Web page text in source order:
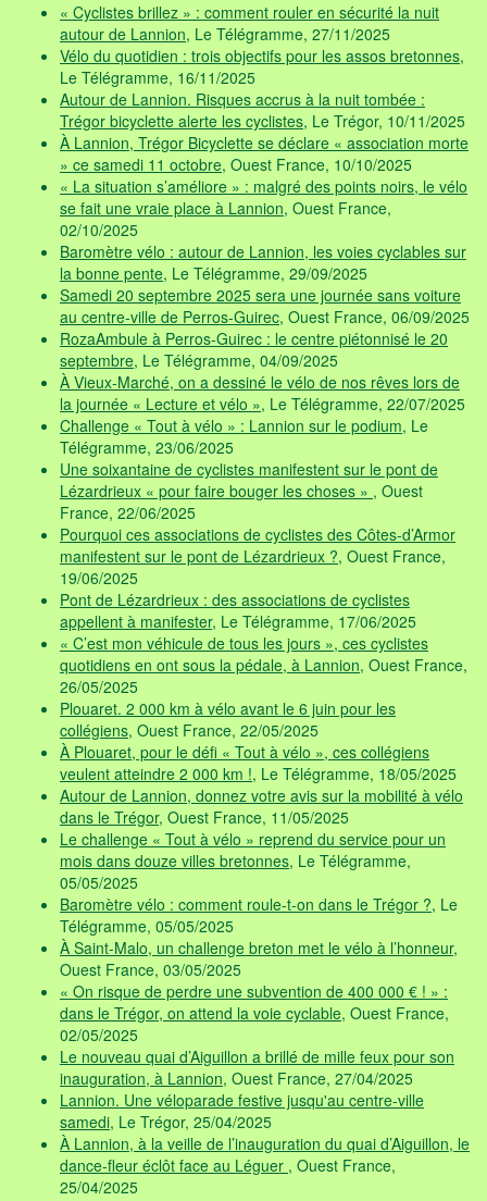
« Cyclistes brillez » : comment rouler en sécurité la nuit
autour de Lannion, Le Télégramme, 27/11/2025
Vélo du quotidien : trois objectifs pour les assos bretonnes,
Le Télégramme, 16/11/2025
Autour de Lannion. Risques accrus à la nuit tombée :
Trégor bicyclette alerte les cyclistes, Le Trégor, 10/11/2025
À Lannion, Trégor Bicyclette se déclare « association morte
» ce samedi 11 octobre, Ouest France, 10/10/2025
« La situation s’améliore » : malgré des points noirs, le vélo
se fait une vraie place à Lannion, Ouest France,
02/10/2025
Baromètre vélo : autour de Lannion, les voies cyclables sur
la bonne pente, Le Télégramme, 29/09/2025
Samedi 20 septembre 2025 sera une journée sans voiture
au centre-ville de Perros-Guirec, Ouest France, 06/09/2025
RozaAmbule à Perros-Guirec : le centre piétonnisé le 20
septembre, Le Télégramme, 04/09/2025
À Vieux-Marché, on a dessiné le vélo de nos rêves lors de
la journée « Lecture et vélo », Le Télégramme, 22/07/2025
Challenge « Tout à vélo » : Lannion sur le podium, Le
Télégramme, 23/06/2025
Une soixantaine de cyclistes manifestent sur le pont de
Lézardrieux « pour faire bouger les choses » , Ouest
France, 22/06/2025
Pourquoi ces associations de cyclistes des Côtes-d’Armor
manifestent sur le pont de Lézardrieux ?, Ouest France,
19/06/2025
Pont de Lézardrieux : des associations de cyclistes
appellent à manifester, Le Télégramme, 17/06/2025
« C’est mon véhicule de tous les jours », ces cyclistes
quotidiens en ont sous la pédale, à Lannion, Ouest France,
26/05/2025
Plouaret. 2 000 km à vélo avant le 6 juin pour les
collégiens, Ouest France, 22/05/2025
À Plouaret, pour le défi « Tout à vélo », ces collégiens
veulent atteindre 2 000 km !, Le Télégramme, 18/05/2025
Autour de Lannion, donnez votre avis sur la mobilité à vélo
dans le Trégor, Ouest France, 11/05/2025
Le challenge « Tout à vélo » reprend du service pour un
mois dans douze villes bretonnes, Le Télégramme,
05/05/2025
Baromètre vélo : comment roule-t-on dans le Trégor ?, Le
Télégramme, 05/05/2025
À Saint-Malo, un challenge breton met le vélo à l’honneur,
Ouest France, 03/05/2025
« On risque de perdre une subvention de 400 000 € ! » :
dans le Trégor, on attend la voie cyclable, Ouest France,
02/05/2025
Le nouveau quai d’Aiguillon a brillé de mille feux pour son
inauguration, à Lannion, Ouest France, 27/04/2025
Lannion. Une véloparade festive jusqu'au centre-ville
samedi, Le Trégor, 25/04/2025
À Lannion, à la veille de l’inauguration du quai d’Aiguillon, le
dance-fleur éclôt face au Léguer , Ouest France,
25/04/2025